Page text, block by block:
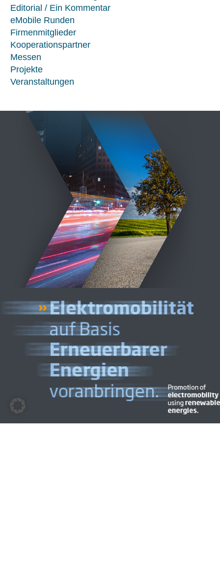
Editorial / Ein Kommentar
eMobile Runden
Firmenmitglieder
Kooperationspartner
Messen
Projekte
Veranstaltungen